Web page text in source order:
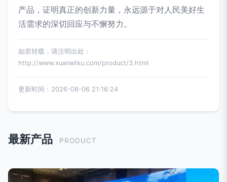
产品，证明真正的创新力量，永远源于对人民美好生
活需求的深切回应与不懈努力。
如若转载，请注明出处：
http://www.xuanwtku.com/product/3.html
更新时间：2026-08-06 21:16:24
最新产品 PRODUCT